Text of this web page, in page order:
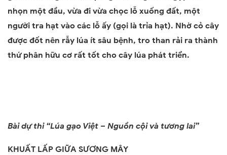
nhọn một đầu, vừa đi vừa chọc lỗ xuống đất, một
người tra hạt vào các lỗ ấy (gọi là trỉa hạt). Nhờ cỏ cây
được đốt nên rẫy lúa ít sâu bệnh, tro than rải ra thành
thứ phân hữu cơ rất tốt cho cây lúa phát triển.
Bài dự thi “Lúa gạo Việt – Nguồn cội và tương lai”
KHUẤT LẤP GIỮA SƯƠNG MÂY